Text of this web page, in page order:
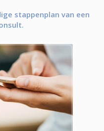
stappenplan van een